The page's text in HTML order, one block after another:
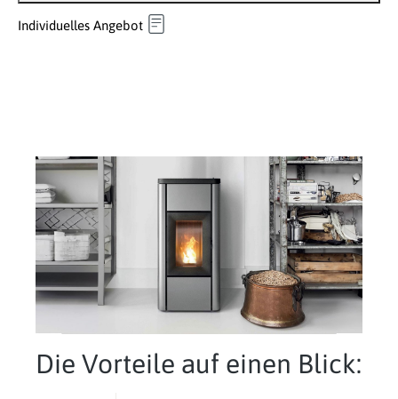
Individuelles Angebot
Die Vorteile auf einen Blick: